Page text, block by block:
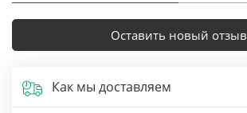
Оставить новый отзыв
Как мы доставляем